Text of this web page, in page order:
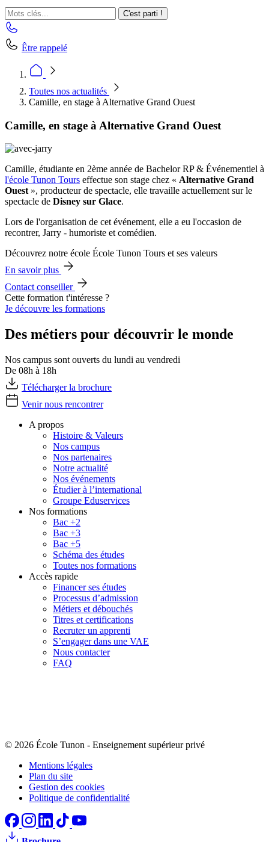
C'est parti !
Être rappelé
Toutes nos actualités
Camille, en stage à Alternative Grand Ouest
Camille, en stage à Alternative Grand Ouest
Camille, étudiante en 2ème année de Bachelor RP & Événementiel à
l'école Tunon Tours effectue son stage chez « Alternative Grand
Ouest », producteur de spectacle, elle travaille actuellement sur le
spectacle de Disney sur Glace.
Lors de l'organisation de cet événement, elle a eu l'occasion de
recontrer, Jarry - humoriste et comédien.
Découvrez notre école École Tunon Tours et ses valeurs
En savoir plus
Contact conseiller
Cette formation t'intéresse ?
Je découvre les formations
Des métiers pour découvrir le monde
Nos campus sont ouverts du lundi au vendredi
De 08h à 18h
Télécharger la brochure
Venir nous rencontrer
A propos
Histoire & Valeurs
Nos campus
Nos partenaires
Notre actualité
Nos événements
Étudier à l’international
Groupe Eduservices
Nos formations
Bac +2
Bac +3
Bac +5
Schéma des études
Toutes nos formations
Accès rapide
Financer ses études
Processus d’admission
Métiers et débouchés
Titres et certifications
Recruter un apprenti
S’engager dans une VAE
Nous contacter
FAQ
© 2026 École Tunon - Enseignement supérieur privé
Mentions légales
Plan du site
Gestion des cookies
Politique de confidentialité